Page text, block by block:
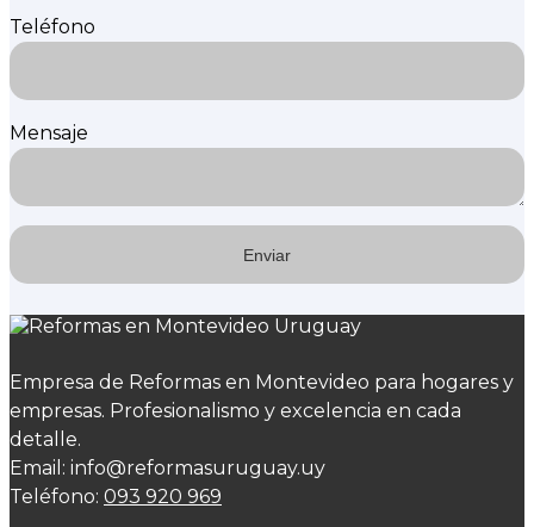
Teléfono
Mensaje
Empresa de Reformas en Montevideo para hogares y
empresas. Profesionalismo y excelencia en cada
detalle.
Email: info@reformasuruguay.uy
Teléfono: 093 920 969